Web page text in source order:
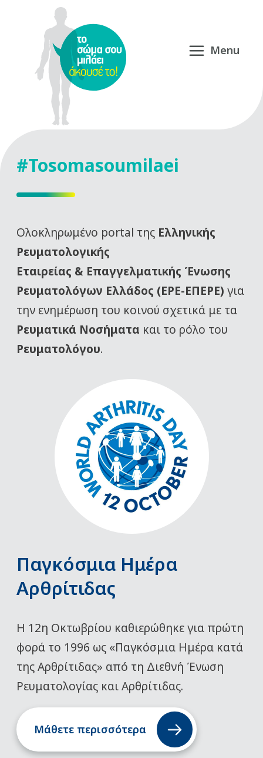
#Tosomasoumilaei
Oλοκληρωμένο portal της Ελληνικής
Ρευματολογικής
Εταιρείας & Επαγγελματικής Ένωσης
Ρευματολόγων Ελλάδος (ΕΡΕ-ΕΠΕΡΕ) για
την ενημέρωση του κοινού σχετικά με τα
Ρευματικά Νοσήματα και το ρόλο του
Ρευματολόγου.
Παγκόσμια Ημέρα
Αρθρίτιδας
Η 12η Οκτωβρίου καθιερώθηκε για πρώτη
φορά το 1996 ως «Παγκόσμια Ημέρα κατά
της Αρθρίτιδας» από τη Διεθνή Ένωση
Ρευματολογίας και Αρθρίτιδας.
Μάθετε περισσότερα